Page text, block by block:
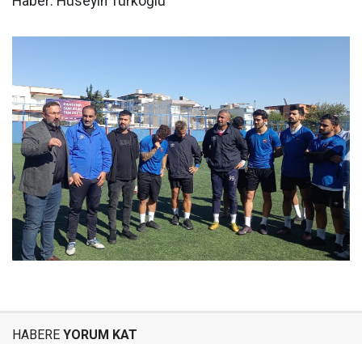
HABERE YORUM KAT